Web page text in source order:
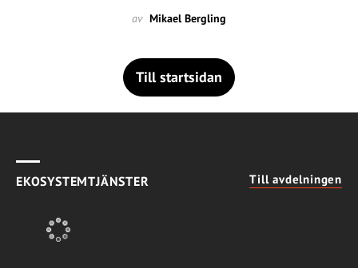
av Mikael Bergling
Till startsidan
EKOSYSTEMTJÄNSTER Till avdelningen